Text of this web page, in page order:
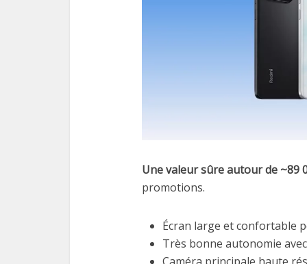
Une valeur sûre autour de ~89
promotions.
Écran large et confortable
Très bonne autonomie